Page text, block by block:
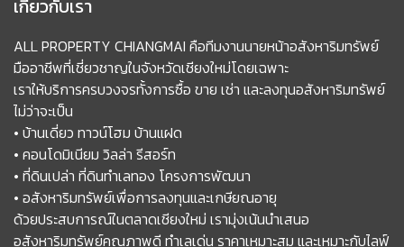
เกี่ยวกับเรา
ALL PROPERTY CHIANGMAI คือทีมงานนายหน้าอสังหาริมทรัพย์
มืออาชีพที่เชี่ยวชาญในจังหวัดเชียงใหม่โดยเฉพาะ
เราให้บริการครบวงจรทั้งการซื้อ ขาย เช่า และลงทุนอสังหาริมทรัพย์
ไม่ว่าจะเป็น
• บ้านเดี่ยว ทาวน์โฮม บ้านแฝด
• คอนโดมิเนียม วิลล่า รีสอร์ท
• ที่ดินเปล่า ที่ดินทำเลทอง โครงการพัฒนา
• อสังหาริมทรัพย์เพื่อการลงทุนและเกษียณอายุ
ด้วยประสบการณ์ในตลาดเชียงใหม่ เรามุ่งเน้นนำเสนอ
อสังหาริมทรัพย์คุณภาพดี ทำเลเด่น ราคาเหมาะสม และเหมาะกับไลฟ์